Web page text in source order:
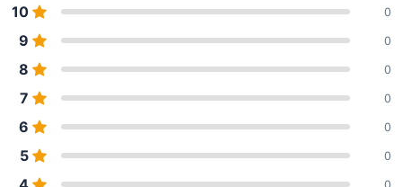
10 0
9 0
8 0
7 0
6 0
5 0